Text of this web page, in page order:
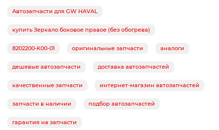
Автозапчасти для GW HAVAL
купить Зеркало боковое правое (без обогрева)
8202200-K00-01 оригинальные запчасти аналоги
дешевые автозапчасти доставка автозапчастей
качественные запчасти интернет-магазин автозапчастей
запчасти в наличии подбор автозапчастей
гарантия на запчасти